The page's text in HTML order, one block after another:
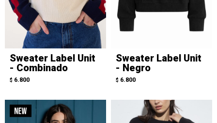
Sweater Label Unit
- Combinado
$ 6.800
Sweater Label Unit
- Negro
$ 6.800